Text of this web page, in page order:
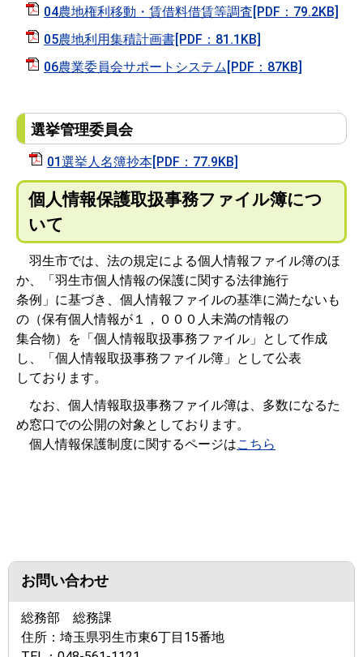
04農地権利移動・賃借料借賃等調査[PDF：79.2KB]
05農地利用集積計画書[PDF：81.1KB]
06農業委員会サポートシステム[PDF：87KB]
選挙管理委員会
01選挙人名簿抄本[PDF：77.9KB]
個人情報保護取扱事務ファイル簿につ
いて
羽生市では、法の規定による個人情報ファイル簿のほ
か、「羽生市個人情報の保護に関する法律施行
条例」に基づき、個人情報ファイルの基準に満たないも
の（保有個人情報が１，０００人未満の情報の
集合物）を「個人情報取扱事務ファイル」として作成
し、「個人情報取扱事務ファイル簿」として公表
しております。
なお、個人情報取扱事務ファイル簿は、多数になるた
め窓口での公開の対象としております。
個人情報保護制度に関するページはこちら
お問い合わせ
総務部 総務課
住所： 埼玉県羽生市東6丁目15番地